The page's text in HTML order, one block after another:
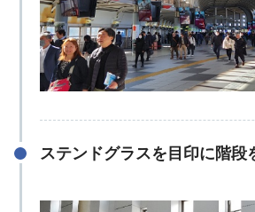
ステンドグラスを目印に階段